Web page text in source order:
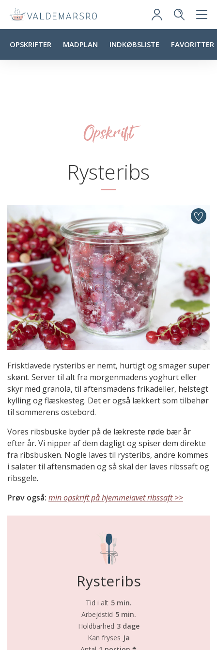
OPSKRIFTER MADPLAN INDKØBSLISTE FAVORITTER
Opskrift
Rysteribs
Frisktlavede rysteribs er nemt, hurtigt og smager super
skønt. Server til alt fra morgenmadens yoghurt eller
skyr med granola, til aftensmadens frikadeller, helstegt
kylling og flæskesteg. Det er også lækkert som tilbehør
til sommerens ostebord.
Vores ribsbuske byder på de lækreste røde bær år
efter år. Vi nipper af dem dagligt og spiser dem direkte
fra ribsbusken. Nogle laves til rysteribs, andre kommes
i salater til aftensmaden og så skal der laves ribssaft og
ribsgele.
Prøv også: min opskrift på hjemmelavet ribssaft >>
Rysteribs
Tid i alt 5 min.
Arbejdstid 5 min.
Holdbarhed 3 dage
Kan fryses Ja